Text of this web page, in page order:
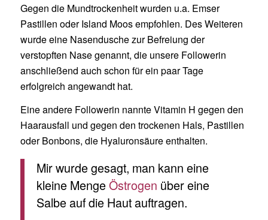
Gegen die Mundtrockenheit wurden u.a. Emser
Pastillen oder Island Moos empfohlen. Des Weiteren
wurde eine Nasendusche zur Befreiung der
verstopften Nase genannt, die unsere Followerin
anschließend auch schon für ein paar Tage
erfolgreich angewandt hat.
Eine andere Followerin nannte Vitamin H gegen den
Haarausfall und gegen den trockenen Hals, Pastillen
oder Bonbons, die Hyaluronsäure enthalten.
Mir wurde gesagt, man kann eine
kleine MengeÖstrogen über eine
Salbe auf die Haut auftragen.